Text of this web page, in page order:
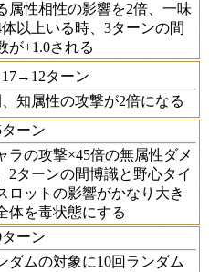
属性相性の影響を2倍、一味
以上いる時、3ターンの間
が+1.0される
17→12ターン
知属性の攻撃が2倍になる
ーン
ラの攻撃×45倍の無属性ダメ
2ターンの間博識と野心タイ
ロットの影響がかなり大き
体を毒状態にする
ーン
ダムの対象に10回ランダム